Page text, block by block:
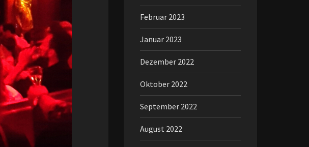
Februar 2023
Januar 2023
Dezember 2022
Oktober 2022
September 2022
August 2022